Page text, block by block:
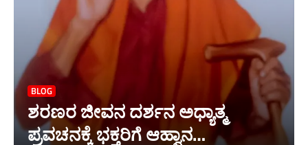
BLOG
ಶರಣರ ಜೀವನ ದರ್ಶನ ಅಧ್ಯಾತ್ಮ
ಪ್ರವಚನಕ್ಕೆ ಭಕ್ತರಿಗೆ ಆಹ್ವಾನ…